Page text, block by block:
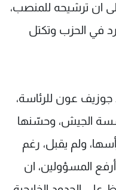
ان ترشيحه للمنصب،
في الحزب وتكتل
جوزيف عون للرئاسة،
الجيش، وحسّنها
ولم يقبل، رغم
المسؤولين، ان